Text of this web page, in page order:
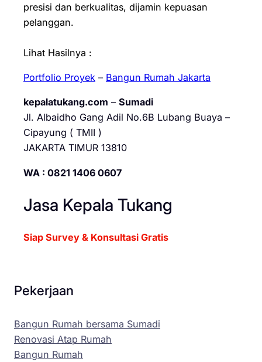
presisi dan berkualitas, dijamin kepuasan
pelanggan.
Lihat Hasilnya :
Portfolio Proyek – Bangun Rumah Jakarta
kepalatukang.com – Sumadi
Jl. Albaidho Gang Adil No.6B Lubang Buaya –
Cipayung ( TMII )
JAKARTA TIMUR 13810
WA : 0821 1406 0607
Jasa Kepala Tukang
Siap Survey & Konsultasi Gratis
Pekerjaan
Bangun Rumah bersama Sumadi
Renovasi Atap Rumah
Bangun Rumah